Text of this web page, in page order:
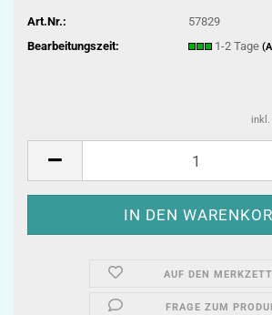
Art.Nr.:
57829
Bearbeitungszeit:
1-2 Tage
inkl.
AUF DEN
FRAGE ZUM